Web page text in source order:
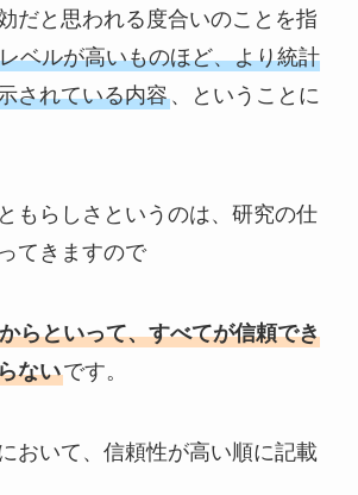
だと思われる度合いのことを指
ベルが高いものほど、より統計
されている内容、ということに
もらしさというのは、研究の仕
てきますので
らといって、すべてが信頼でき
ないです。
おいて、信頼性が高い順に記載